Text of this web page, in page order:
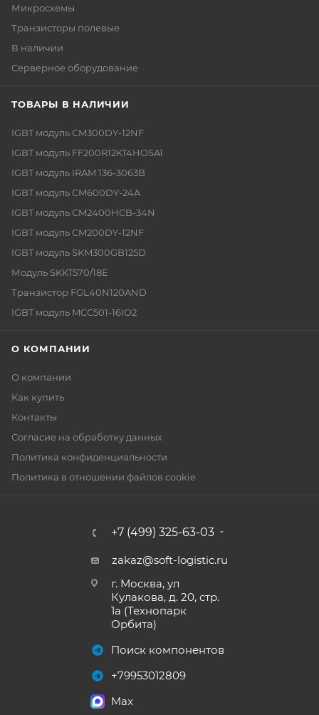
Микросхемы
Транзисторы полевые
В наличии
Серверное оборудование
ТОВАРЫ В НАЛИЧИИ
IGBT модуль CM300DY-12NF
IGBT модуль FF200R12KT4HOSA1
IGBT модуль IRAM 136-3063B
IGBT модуль CM600DY-24A
IGBT модуль CM2400HCB-34N
IGBT модуль CM200DY-12NF
IGBT модуль SKM300GB125D
Модуль SKKT570/18E
Транзистор FGL40N120AND
IGBT модуль MCC501-16IO2
О КОМПАНИИ
О компании
Как купить
Контакты
Согласие на обработку данных
Политика конфиденциальности
Политика в отношении файлов cookie
+7 (499) 325-63-03
zakaz@soft-logistic.ru
г. Москва, ул
Кулакова, д. 20, стр.
1а (Технопарк
Орбита)
Поиск компонентов
+79953012809
Max